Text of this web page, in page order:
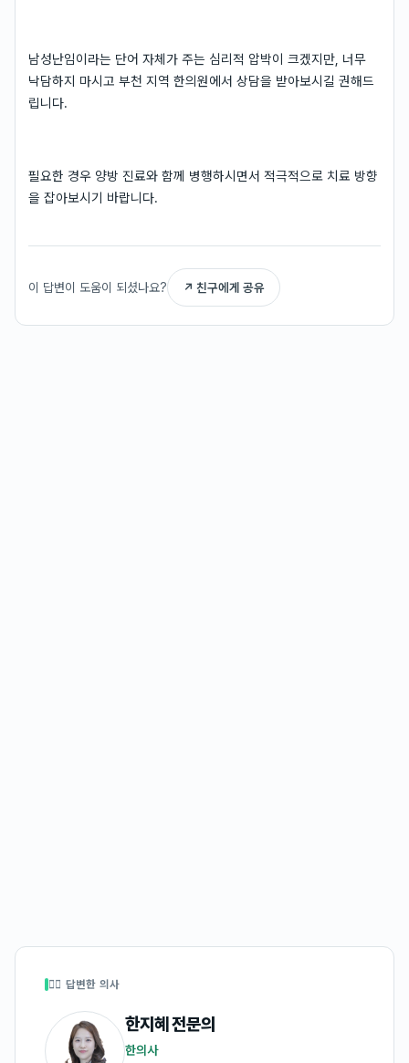
남성난임이라는 단어 자체가 주는 심리적 압박이 크겠지만, 너무
낙담하지 마시고 부천 지역 한의원에서 상담을 받아보시길 권해드
립니다.
필요한 경우 양방 진료와 함께 병행하시면서 적극적으로 치료 방향
을 잡아보시기 바랍니다.
이 답변이 도움이 되셨나요? ↗ 친구에게 공유
👩‍⚕️ 답변한 의사
한지혜전문의
한의사